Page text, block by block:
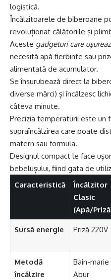
logistică.
Încălzitoarele de biberoane
revoluționat călătoriile și
Aceste gadgeturi care
necesită apă fierbinte sau
alimentată de acumulator.
Se înșurubează direct la
diverse mărci) și încălzesc
câteva minute.
Precizia temperaturii este un
supraîncălzirea care poate
matern sau formula.
Designul compact le face
bebelușului, fiind gata de
Caracteristică
Încălzitor
Clasic
(Apă/
Sursă energie Priză 220V
Metodă
încălzire
Bain-
Abur